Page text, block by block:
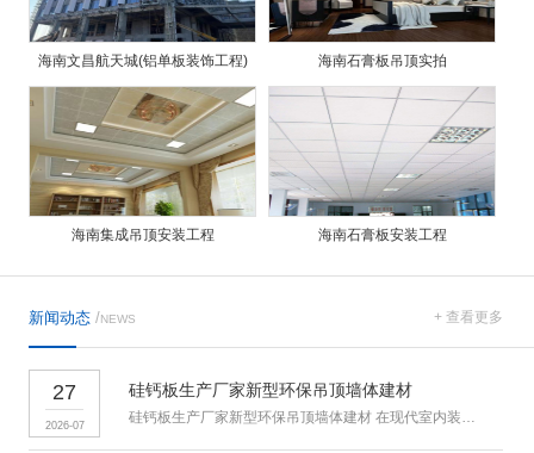
海南文昌航天城(铝单板装饰工程) 海南石膏板吊顶实拍
海南集成吊顶安装工程 海南石膏板安装工程
新闻动态 /NEWS + 查看更多
27
2026-07
硅钙板生产厂家新型环保吊顶墙体建材
硅钙板生产厂家新型环保吊顶墙体建材 在现代室内装饰、工装装修、